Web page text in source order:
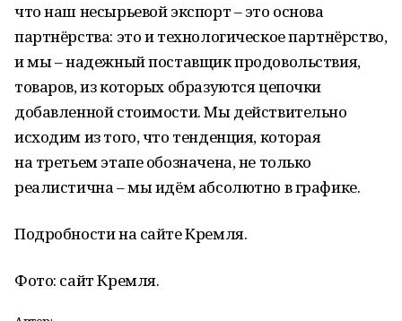
что наш несырьевой экспорт – это основа
партнёрства: это и технологическое партнёрство,
и мы – надежный поставщик продовольствия,
товаров, из которых образуются цепочки
добавленной стоимости. Мы действительно
исходим из того, что тенденция, которая
на третьем этапе обозначена, не только
реалистична – мы идём абсолютно в графике.
Подробности на сайте Кремля.
Фото: сайт Кремля.